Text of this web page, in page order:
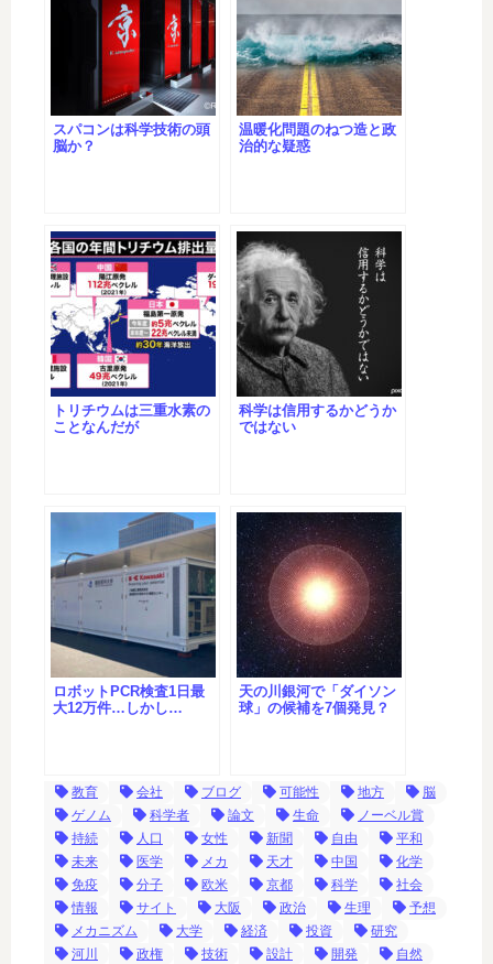
スパコンは科学技術の頭
脳か？
温暖化問題のねつ造と政
治的な疑惑
トリチウムは三重水素の
ことなんだが
科学は信用するかどうか
ではない
ロボットPCR検査1日最
大12万件…しかし…
天の川銀河で「ダイソン
球」の候補を7個発見？
教育 会社 ブログ 可能性 地方
脳
ゲノム
科学者 論文 生命
ノーベル賞
持続
人口 女性 新聞 自由
平和
未来
医学 メカ 天才 中国
化学
免疫
分子 欧米 京都 科学
社会
情報
サイト 大阪 政治 生理
予想
メカニズム
大学 経済 投資
研究
河川
政権 技術 設計 開発
自然